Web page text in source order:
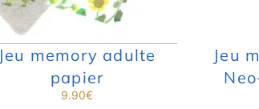
Jeu memory adulte
papier
9.90€
Jeu